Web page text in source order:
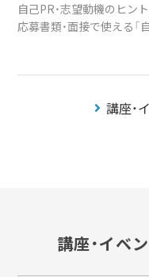
自己PR・志望動機のヒント
応募書類・面接で使える「
講座・
講座・イベ